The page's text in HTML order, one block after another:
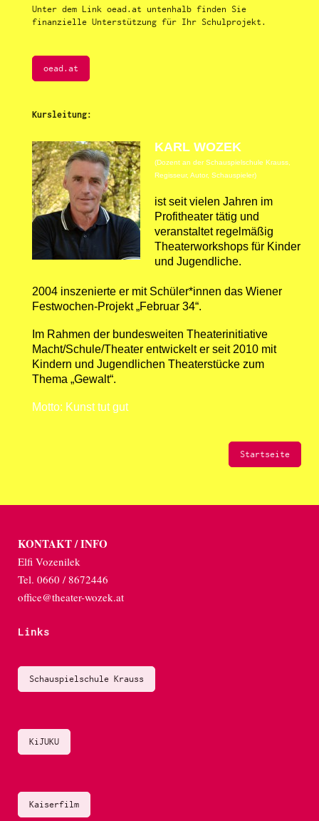
Unter dem Link oead.at untenhalb finden Sie
finanzielle Unterstützung für Ihr Schulprojekt.
oead.at
Kursleitung:
KARL WOZEK
(Dozent an der Schauspielschule Krauss,
Regisseur, Autor, Schauspieler)
ist seit vielen Jahren im
Profitheater tätig und
veranstaltet regelmäßig
Theaterworkshops für Kinder
und Jugendliche.
2004 inszenierte er mit Schüler*innen das Wiener
Festwochen-Projekt „Februar 34“.
Im Rahmen der bundesweiten Theaterinitiative
Macht/Schule/Theater entwickelt er seit 2010 mit
Kindern und Jugendlichen Theaterstücke zum
Thema „Gewalt“.
Motto: Kunst tut gut
Startseite
KONTAKT / INFO
Elfi Vozenilek
Tel. 0660 / 8672446
office@theater-wozek.at
Links
Schauspielschule Krauss
KiJUKU
Kaiserfilm